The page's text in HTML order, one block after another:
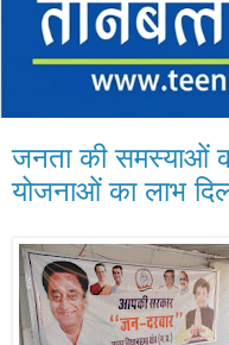
जनता की समस्याओं
योजनाओं का लाभ